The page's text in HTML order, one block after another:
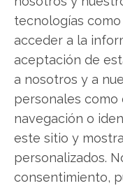
tecnologías
acceder a la
aceptación de
a nosotros y a
personales
navegación o
este sitio y
personalizados.
consentimiento,
fuego del
valoración
ajustada
El mercado
ServiceNow ha
argumento de